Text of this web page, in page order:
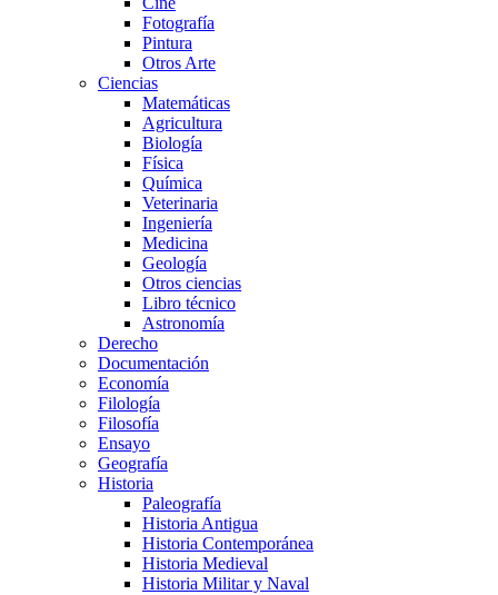
Fotografía
Pintura
Otros Arte
Ciencias
Matemáticas
Agricultura
Biología
Física
Química
Veterinaria
Ingeniería
Medicina
Geología
Otros ciencias
Libro técnico
Astronomía
Derecho
Documentación
Economía
Filología
Filosofía
Ensayo
Geografía
Historia
Paleografía
Historia Antigua
Historia Contemporánea
Historia Medieval
Historia Militar y Naval